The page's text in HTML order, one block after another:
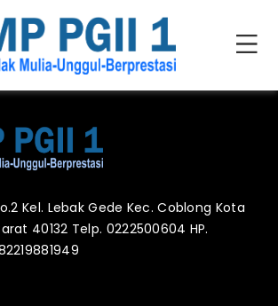
Kel. Lebak Gede Kec. Coblong Kota
40132 Telp. 0222500604 HP.